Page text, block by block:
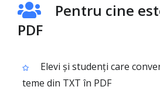
Pentru cine
PDF
Elevi și studenți care
teme din TXT în PDF